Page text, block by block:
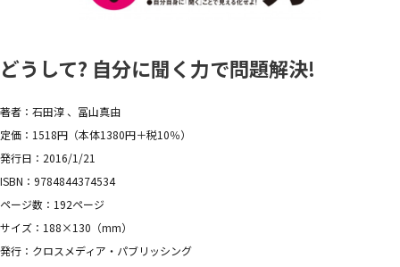
どうして? 自分に聞く力で問題解決!
著者：石田淳 、冨山真由
定価：1518円（本体1380円＋税10％）
発行日：2016/1/21
ISBN：9784844374534
ページ数：192ページ
サイズ：188×130（mm）
発行：クロスメディア・パブリッシング